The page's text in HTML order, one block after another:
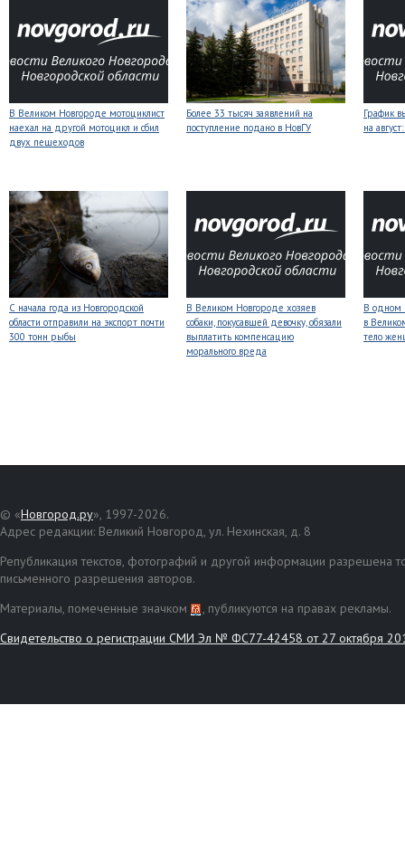
В Великом Новгороде мотоциклист
наехал на другой мотоцикл и сбил
двух пешеходов
Более 33 тысяч заявлений на
поступление подано в НовГУ
График
на
С начала года из Новгородской
области отправили на экспорт почти
300 тонн рыбы
В Великом Новгороде хозяев
собаки, покусавшей девочку, обязали
выплатить компенсацию
морального вреда
В одном
в
тело
© «Новгород.ру», 1997-2026.
Адрес редакции: Великий Новгород, ул. Нехинская, д. 8
Републикация текстов, фотографий и другой информации разрешена
письменного разрешения авторов.
Материалы, помеченные значком
, публикуются на правах рекламы.
Свидетельство о регистрации СМИ Эл № ФС77-42458 от 27 октября